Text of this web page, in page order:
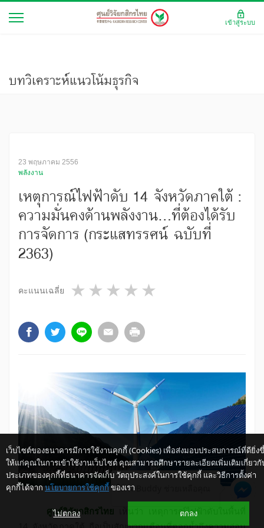
บทวิเคราะห์แนวโน้มธุรกิจ
23 พฤษภาคม 2556
พลังงาน
เหตุการณ์ไฟฟ้าดับ 14 จังหวัดภาคใต้ :
ความมั่นคงด้านพลังงาน…ที่ต้องได้รับ
การจัดการ (กระแสทรรศน์ ฉบับที่
2363)
คะแนนเฉลี่ย 4 stars
3 stars
2 stars
1 star
ศูนย์วิจัยกสิกรไทย
เห็นว่า เหตุการณ์ไฟฟ้าดับในพื้นที่
เว็บไซต์ของธนาคารมีการใช้งานคุกกี้ (Cookies) เพื่อส่งมอบประสบการณ์ที่ดียิ่ง
ให้แก่คุณในการเข้าใช้งานเว็บไซต์ คุณสามารถศึกษารายละเอียดเพิ่มเติมเกี่ยวกั
ประเภทของคุกกี้ที่ธนาคารจัดเก็บ วัตถุประสงค์ในการใช้คุกกี้ และวิธีการตั้งค่า
คุกกี้ได้จาก นโยบายการใช้คุกกี้ของเรา
ไม่ตกลง ตกลง
เข้าสู่ระบบ
ให้ K-Buddy ช่วยเหลือคุณ